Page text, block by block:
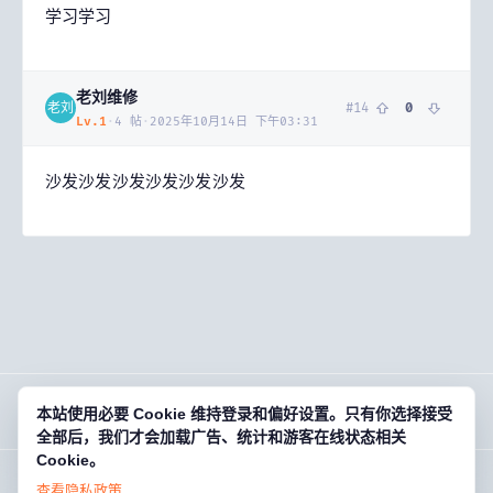
本站使用必要 Cookie 维持登录和偏好设置。只有你选择接受
全部后，我们才会加载广告、统计和游客在线状态相关
Cookie。
学习学习
老刘
老刘维修
Lv. 1 · 4 帖 · 2025年10月14日 下午03:31
#14 0
沙发沙发沙发沙发沙发沙发
剑零3系列+GM工具+教程免费分享
OG01· 欧基零壹